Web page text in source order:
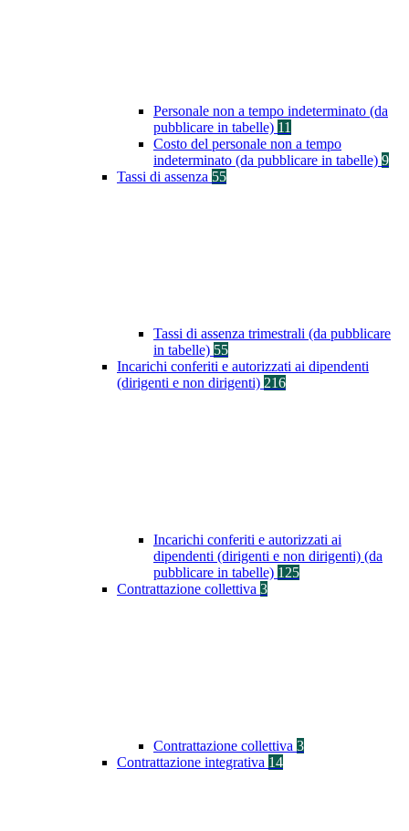
Personale non a tempo indeterminato (da
pubblicare in tabelle) 11
Costo del personale non a tempo
indeterminato (da pubblicare in tabelle) 9
Tassi di assenza 55
Tassi di assenza trimestrali (da pubblicare
in tabelle) 55
Incarichi conferiti e autorizzati ai dipendenti
(dirigenti e non dirigenti) 216
Incarichi conferiti e autorizzati ai
dipendenti (dirigenti e non dirigenti) (da
pubblicare in tabelle) 125
Contrattazione collettiva 3
Contrattazione collettiva 3
Contrattazione integrativa 14